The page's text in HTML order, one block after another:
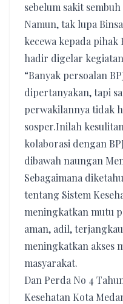
sebelum sakit
Namun, tak lupa
kecewa kepada pihak
hadir digelar
“Banyak persoalan
dipertanyakan, tapi
perwakilannya tidak
sosper.Inilah
kolaborasi dengan
dibawah naungan
Sebagaimana
tentang Sistem
meningkatkan mutu
aman, adil,
meningkatkan akses
masyarakat.
Dan Perda No 4
Kesehatan Kota